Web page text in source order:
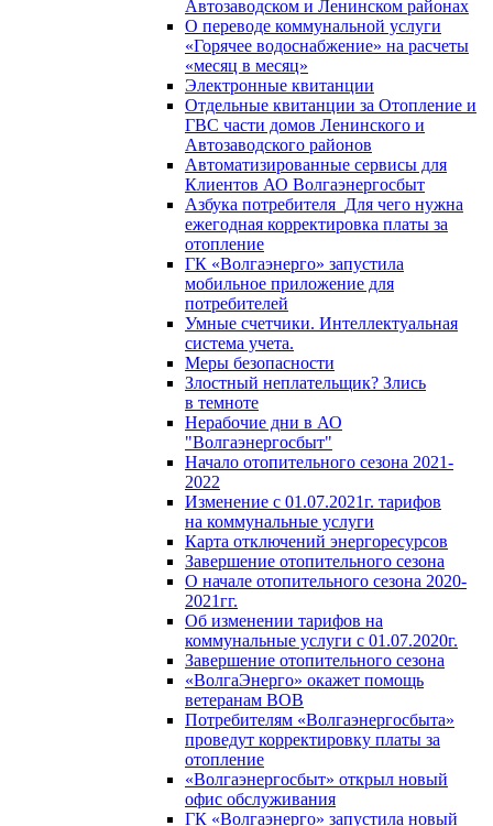
Автозаводском и Ленинском районах
О переводе коммунальной услуги
«Горячее водоснабжение» на расчеты
«месяц в месяц»
Электронные квитанции
Отдельные квитанции за Отопление и
ГВС части домов Ленинского и
Автозаводского районов
Автоматизированные сервисы для
Клиентов АО Волгаэнергосбыт
Азбука потребителя_Для чего нужна
ежегодная корректировка платы за
отопление
ГК «Волгаэнерго» запустила
мобильное приложение для
потребителей
Умные счетчики. Интеллектуальная
система учета.
Меры безопасности
Злостный неплательщик? Злись
в темноте
Нерабочие дни в АО
"Волгаэнергосбыт"
Начало отопительного сезона 2021-
2022
Изменение с 01.07.2021г. тарифов
на коммунальные услуги
Карта отключений энергоресурсов
Завершение отопительного сезона
О начале отопительного сезона 2020-
2021гг.
Об изменении тарифов на
коммунальные услуги с 01.07.2020г.
Завершение отопительного сезона
«ВолгаЭнерго» окажет помощь
ветеранам ВОВ
Потребителям «Волгаэнергосбыта»
проведут корректировку платы за
отопление
«Волгаэнергосбыт» открыл новый
офис обслуживания
ГК «Волгаэнерго» запустила новый